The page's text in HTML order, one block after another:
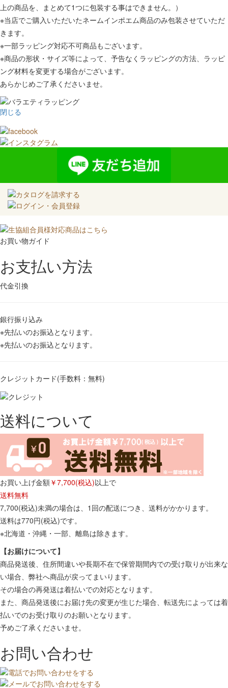
上の商品を、まとめて1つに包装する事はできません。）
※当店でご購入いただいたネームインポエム商品のみ包装させていただ
きます。
※一部ラッピング対応不可商品もございます。
※商品の形状・サイズ等によって、予告なくラッピングの方法、ラッピ
ング材料を変更する場合がございます。
あらかじめご了承くださいませ。
閉じる
お買い物ガイド
お支払い方法
代金引換
銀行振り込み
※先払いのお振込となります。
※先払いのお振込となります。
クレジットカード(手数料：無料)
送料について
お買い上げ金額￥7,700(税込)以上で
送料無料
7,700(税込)未満の場合は、1回の配送につき、送料がかかります。
送料は770円(税込)です。
※北海道・沖縄・一部、離島は除きます。
【お届けについて】
商品発送後、住所間違いや長期不在で保管期間内での受け取りが出来な
い場合、弊社へ商品が戻ってまいります。
その場合の再発送は着払いでの対応となります。
また、商品発送後にお届け先の変更が生じた場合、転送先によっては着
払いでのお受け取りのお願いとなります。
予めご了承くださいませ。
お問い合わせ